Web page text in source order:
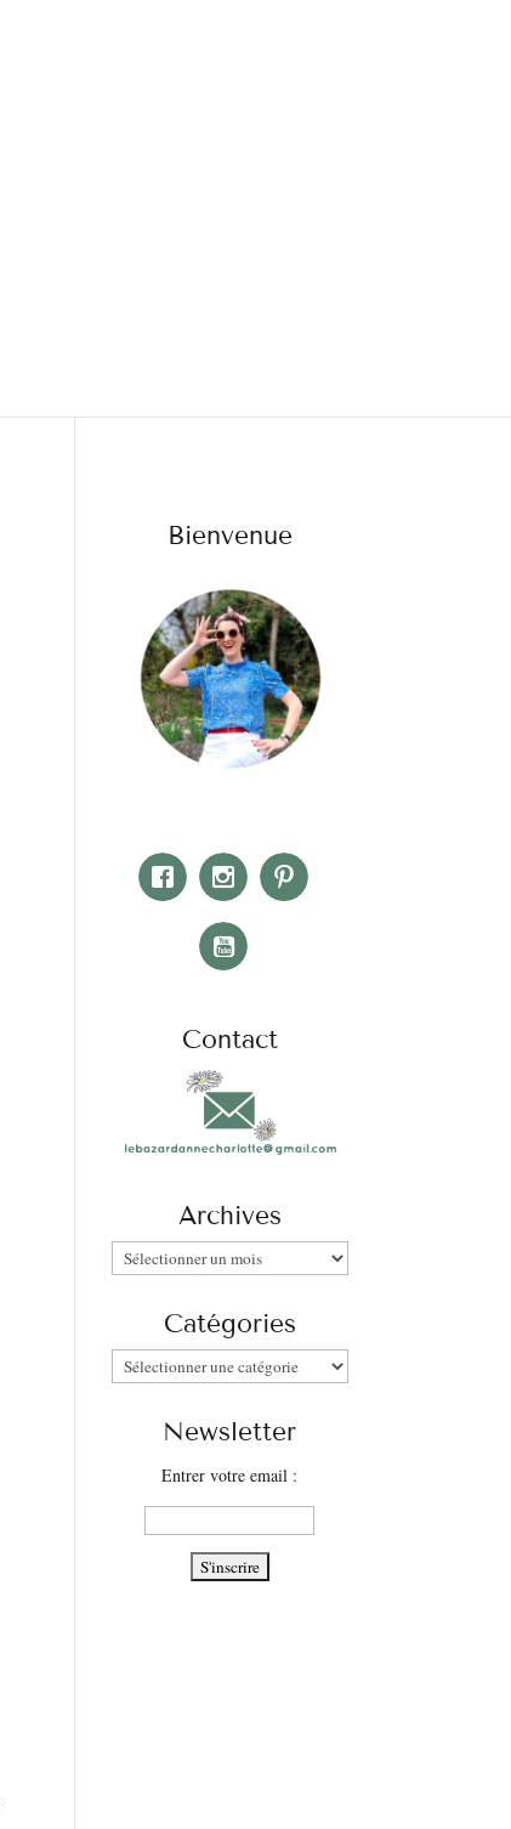
Bienvenue
Contact
Archives
Archives
Catégories
Catégories
Newsletter
Entrer votre email :